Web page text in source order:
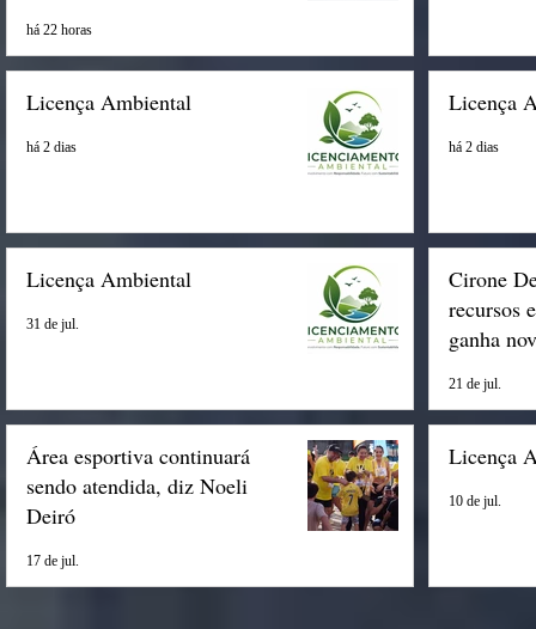
há 22 horas
Licença Ambiental
há 2 dias
Licença
há 2 dias
Licença Ambiental
31 de jul.
Cirone
recursos
ganha
21 de jul.
Área esportiva continuará
sendo atendida, diz Noeli
Deiró
17 de jul.
Licença
10 de jul.